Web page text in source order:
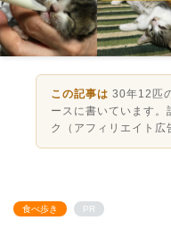
この記事は 30年12匹
ースに書いています。
ク（アフィリエイト広
食べ歩き PR